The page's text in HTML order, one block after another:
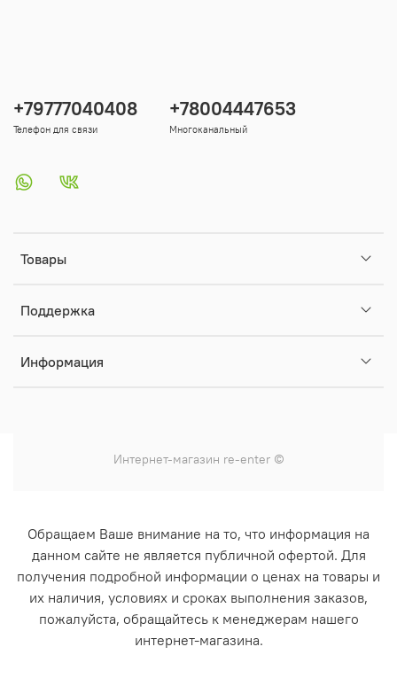
Товары
Поддержка
Информация
+79777040408
Телефон для связи
+78004447653
Многоканальный
Интернет-магазин re-enter ©
Обращаем Ваше внимание на то, что информация на
данном сайте не является публичной офертой. Для
получения подробной информации о ценах на товары и
их наличия, условиях и сроках выполнения заказов,
пожалуйста, обращайтесь к менеджерам нашего
интернет-магазина.